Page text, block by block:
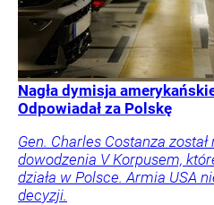
Nagła dymisja
Odpowiadał za Polskę
Gen. Charles Costanza został
dowodzenia V Korpusem,
działa w Polsce. Armia USA
decyzji.